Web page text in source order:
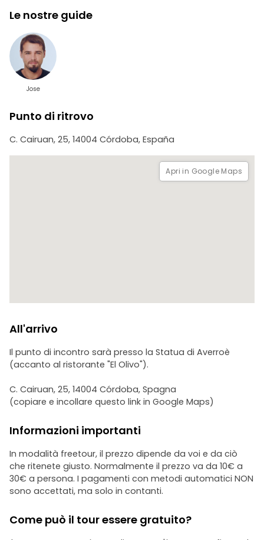
bottiglia d’acqua e la vostra macchina fotografica!
Prenotate oggi stesso il vostro posto e vivete Cordoba
come un vero abitante del posto!
Le nostre guide
Jose
Punto di ritrovo
C. Cairuan, 25, 14004 Córdoba, España
Apri in Google Maps
All'arrivo
Il punto di incontro sarà presso la Statua di Averroè
(accanto al ristorante "El Olivo").
C. Cairuan, 25, 14004 Córdoba, Spagna
(copiare e incollare questo link in Google Maps)
Informazioni importanti
In modalità freetour, il prezzo dipende da voi e da ciò
che ritenete giusto. Normalmente il prezzo va da 10€ a
30€ a persona. I pagamenti con metodi automatici NON
sono accettati, ma solo in contanti.
Come può il tour essere gratuito?